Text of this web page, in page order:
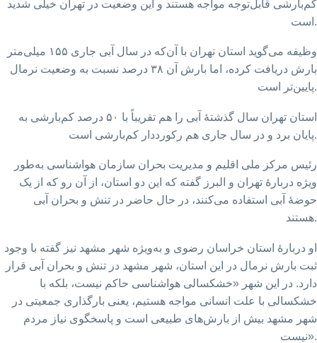
کم‌بارشی قابل‌توجه مواجه هستند و این وضعیت در تهران خیلی شدید
است.
وظیفه می‌گوید استان تهران با آن‌که در سال آبی جاری ۱۵۵ میلی‌متر
بارش دریافت کرده، اما بارش آن ۳۸ درصد نسبت به وضعیت نرمال
پایین‌تر است.
استان تهران سال گذشتهٔ آبی را هم تقریباً با ۵۰ درصد کم‌بارشی به
پایان برد و در سال جاری هم رکورددار کم‌بارشی است.
رئیس مرکز ملی اقلیم و مدیریت بحران سازمان هواشناسی به‌طور
ویژه دربارهٔ تهران و البرز گفته که این دو استان، از آن رو که از یک
حوضهٔ آبی استفاده می‌کنند، در حال حاضر در تنش و بحران آبی
هستند.
او دربارهٔ استان خراسان رضوی و به‌ویژه شهر مشهد نیز گفته با وجود
ثبت بارش نرمال در این استان، شهر مشهد در تنش و بحران آبی قرار
دارد. در این شهر «خشکسالی هواشناسی حاکم نیست، بلکه با
خشکسالی با علت انسانی مواجه هستیم، یعنی بارگذاری جمعیتی در
شهر مشهد بیش از بارش‌های طبیعی است و پاسخگوی نیاز مردم
نیست».